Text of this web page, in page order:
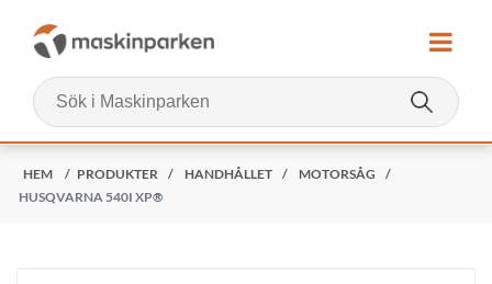
HEM / PRODUKTER / HANDHÅLLET / MOTORSÅG
/
HUSQVARNA 540I XP®